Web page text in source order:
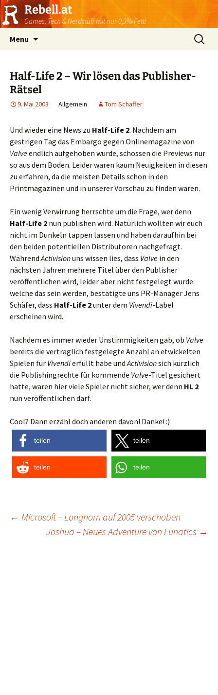
Rebell.at
Games, Tech & Nerdstuff mit nur 0,9% Fett!
Menu
Suchen
nach:
Half-Life 2 – Wir lösen das Publisher-
Rätsel
9. Mai 2003 Allgemein Tom Schaffer
Und wieder eine News zu Half-Life 2. Nachdem am
gestrigen Tag das Embargo gegen Onlinemagazine von
Valveendlich aufgehoben wurde, schossen die Previews nur
so aus dem Boden. Leider waren kaum Neuigkeiten in diesen
zu erfahren, da die meisten Details schon in den
Printmagazinen und in unserer Vorschau zu finden waren.
Ein wenig Verwirrung herrschte um die Frage, wer denn
Half-Life 2 nun publishen wird. Natürlich wollten wir euch
nicht im Dunkeln tappen lassen und haben daraufhin bei
den beiden potentiellen Distributoren nachgefragt.
WährendActivisionuns wissen lies, dass Valve in den
nächsten Jahren mehrere Titel über den Publisher
veröffentlichen wird, leider aber nicht festgelegt wurde
welche das sein werden, bestätigte uns PR-Manager Jens
Schäfer, dass Half-Life 2unter dem Vivendi-Label
erscheinen wird.
Nachdem es immer wieder Unstimmigkeiten gab, ob Valve
bereits die vertraglich festgelegte Anzahl an etwickelten
Spielen für Vivendierfüllt habe undActivisionsich kürzlich
die Publishingrechte für kommende Valve-Titel gesichert
hatte, waren hier viele Spieler nicht sicher, wer denn HL 2
nun veröffentlichen darf.
Cool? Dann erzähl doch anderen davon! Danke! :)
teilen teilen
teilen teilen
Post
← Microsoft – Longhorn auf 2005 verschoben
Joshua – Neues Adventure von Funatics →